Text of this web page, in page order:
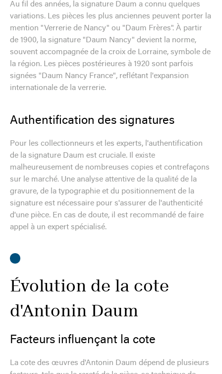
Au fil des années, la signature Daum a connu quelques
variations. Les pièces les plus anciennes peuvent porter la
mention "Verrerie de Nancy" ou "Daum Frères". À partir
de 1900, la signature "Daum Nancy" devient la norme,
souvent accompagnée de la croix de Lorraine, symbole de
la région. Les pièces postérieures à 1920 sont parfois
signées "Daum Nancy France", reflétant l'expansion
internationale de la verrerie.
Authentification des signatures
Pour les collectionneurs et les experts, l'authentification
de la signature Daum est cruciale. Il existe
malheureusement de nombreuses copies et contrefaçons
sur le marché. Une analyse attentive de la qualité de la
gravure, de la typographie et du positionnement de la
signature est nécessaire pour s'assurer de l'authenticité
d'une pièce. En cas de doute, il est recommandé de faire
appel à un expert spécialisé.
Évolution de la cote
d'Antonin Daum
Facteurs influençant la cote
La cote des œuvres d'Antonin Daum dépend de plusieurs